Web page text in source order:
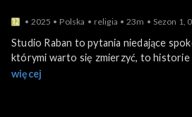
2025 Polska religia 23m Sezon 1,
Studio Raban to pytania niedające
którymi warto się zmierzyć, to historie
życiem i działaniem inspiruje innych. Z
więcej